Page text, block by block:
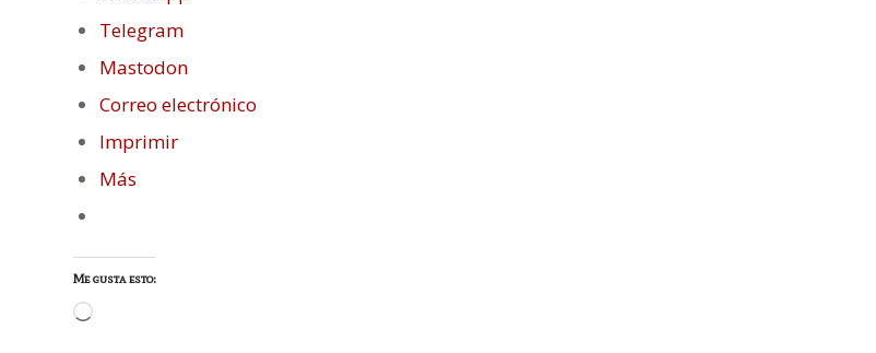
Telegram
Mastodon
Correo electrónico
Imprimir
Más
Me gusta esto:
Cargando...